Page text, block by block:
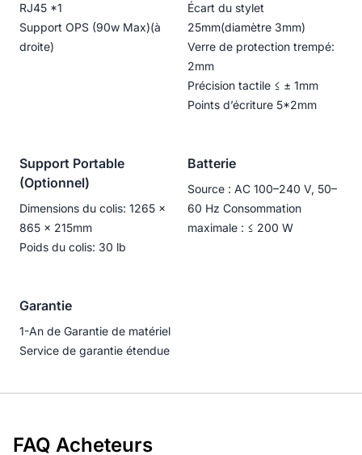
RJ45 *1
Support OPS (90w Max)(à
droite)
Écart du stylet
25mm(diamètre 3mm)
Verre de protection trempé:
2mm
Précision tactile ≤ ± 1mm
Points d’écriture 5*2mm
Support Portable
(Optionnel)
Dimensions du colis: 1265 ×
865 × 215mm
Poids du colis: 30 lb
Batterie
Source : AC 100–240 V, 50–
60 Hz Consommation
maximale : ≤ 200 W
Garantie
1-An de Garantie de matériel
Service de garantie étendue
FAQ Acheteurs